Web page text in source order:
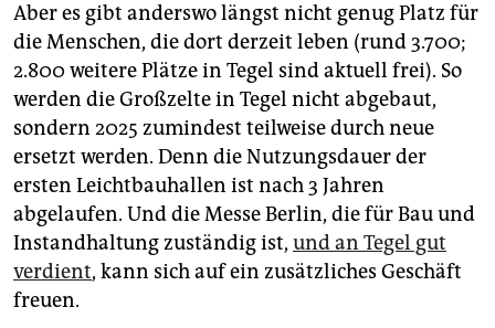
Aber es gibt anderswo längst nicht genug Platz für
die Menschen, die dort derzeit leben (rund 3.700;
2.800 weitere Plätze in Tegel sind aktuell frei). So
werden die Großzelte in Tegel nicht abgebaut,
sondern 2025 zumindest teilweise durch neue
ersetzt werden. Denn die Nutzungsdauer der
ersten Leichtbauhallen ist nach 3 Jahren
abgelaufen. Und die Messe Berlin, die für Bau und
Instandhaltung zuständig ist, und an Tegel gut
verdient, kann sich auf ein zusätzliches Geschäft
freuen.